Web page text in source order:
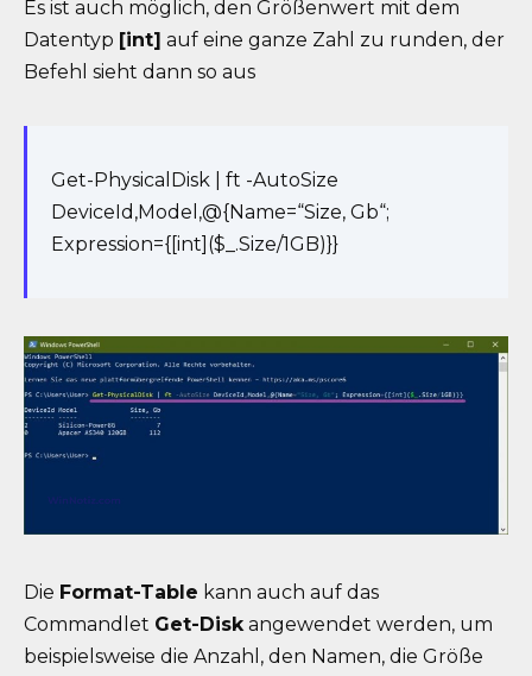
Es ist auch möglich, den Größenwert mit dem
Datentyp [int] auf eine ganze Zahl zu runden, der
Befehl sieht dann so aus
Get-PhysicalDisk | ft -AutoSize
DeviceId,Model,@{Name=“Size, Gb“;
Expression={[int]($_.Size/1GB)}}
Die Format-Table kann auch auf das
Commandlet Get-Diskangewendet werden, um
beispielsweise die Anzahl, den Namen, die Größe